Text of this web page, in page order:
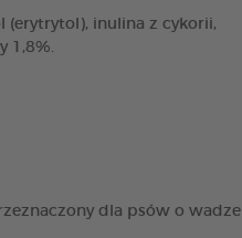
(erytrytol), inulina z cykorii,
1,8%.
dla psów o wadze